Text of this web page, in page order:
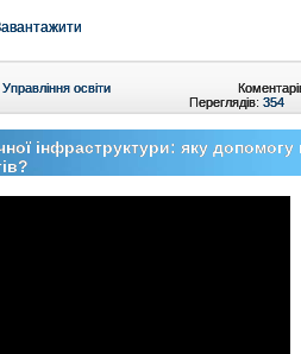
Управління освіти
Переглядів: 354
інфраструктури: яку допомогу